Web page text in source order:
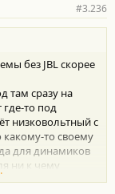
#3.236
без JBL скорее
там сразу на
где-то под
низковольтный с
то своему
для динамиков
ни к чему